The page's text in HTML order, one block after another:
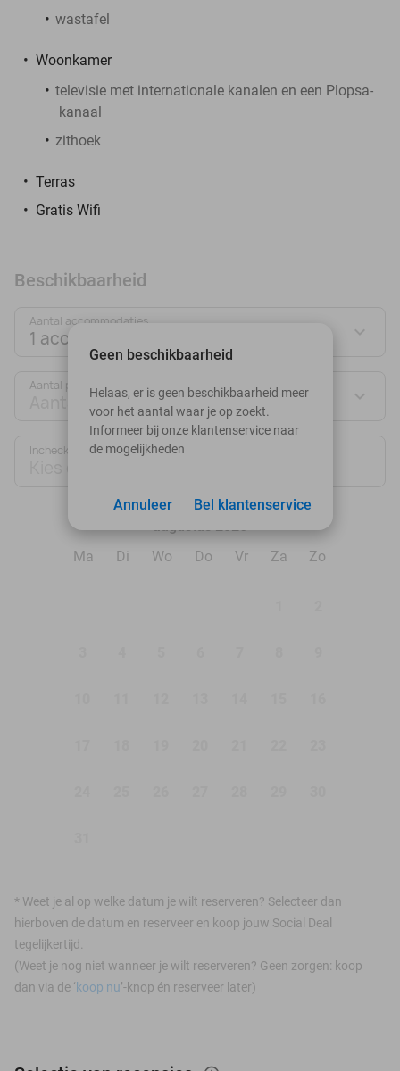
wastafel
Woonkamer
televisie met internationale kanalen en een Plopsa-
kanaal
zithoek
Terras
Gratis Wifi
Beschikbaarheid
Aantal accommodaties:
1 accommodatie
Aantal personen:
Aantal personen
Inchecken
Ma
Di Wo Do Vr Za Zo
* Weet je al op welke datum je wilt reserveren? Selecteer dan
hierboven de datum en reserveer en koop jouw Social Deal
tegelijkertijd.
(Weet je nog niet wanneer je wilt reserveren? Geen zorgen: koop
dan via de ‘koop nu’-knop én reserveer later)
Geen beschikbaarheid
Helaas, er is geen beschikbaarheid meer
voor het aantal waar je op zoekt.
Informeer bij onze klantenservice naar
de mogelijkheden
Bel klantenservice
Annuleer